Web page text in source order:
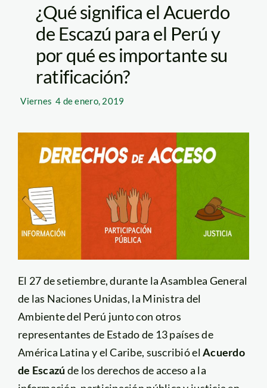
¿Qué significa el Acuerdo
de Escazú para el Perú y
por qué es importante su
ratificación?
Viernes 4 de enero, 2019
El 27 de setiembre, durante la Asamblea General
de las Naciones Unidas, la Ministra del
Ambiente del Perú junto con otros
representantes de Estado de 13 países de
América Latina y el Caribe, suscribió elAcuerdo
de Escazú de los derechos de acceso a la